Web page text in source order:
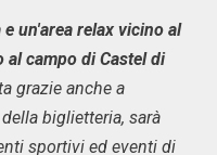
un'area relax vicino al
al campo di Castel di
grazie anche a
biglietteria, sarà
sportivi ed eventi di